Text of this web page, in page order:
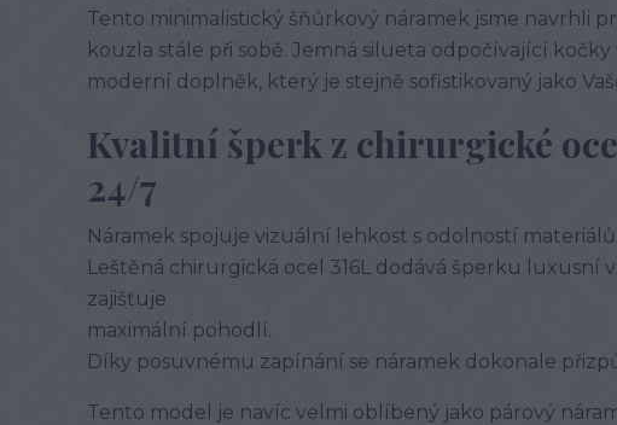
Tento minimalistický šňůrkový náramek jsme navrhli
kouzla stále při sobě. Jemná silueta odpočívající
moderní doplněk, který je stejně sofistikovaný jako
Kvalitní šperk z chirurgické
24/7
Náramek spojuje vizuální lehkost s odolností materiálů.
Leštěná chirurgická ocel 316L dodává šperku luxusní
zajišťuje
maximální pohodlí.
Díky posuvnému zapínání se náramek dokonale
Tento model je navíc velmi oblíbený jako párový